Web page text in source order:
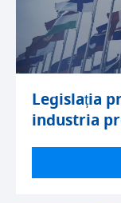
Legislația
industria